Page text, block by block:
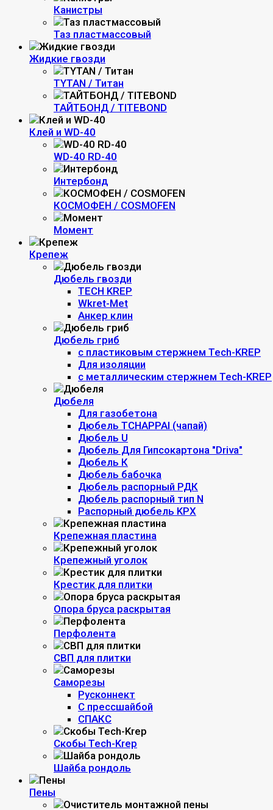
Канистры
Таз пластмассовый
Жидкие гвозди
TYTAN / Титан
ТАЙТБОНД / TITEBOND
Клей и WD-40
WD-40 RD-40
Интербонд
КОСМОФЕН / COSMOFEN
Момент
Крепеж
Дюбель гвозди
TECH KREP
Wkret-Met
Анкер клин
Дюбель гриб
c пластиковым стержнем Tech-KREP
Для изоляции
с металлическим стержнем Tech-KREP
Дюбеля
Для газобетона
Дюбель TCHAPPAI (чапай)
Дюбель U
Дюбель Для Гипсокартона "Driva"
Дюбель К
Дюбель бабочка
Дюбель распорный РДК
Дюбель распорный тип N
Распорный дюбель KPX
Крепежная пластина
Крепежный уголок
Крестик для плитки
Опора бруса раскрытая
Перфолента
СВП для плитки
Саморезы
Русконнект
С прессшайбой
СПАКС
Скобы Tech-Krep
Шайба рондоль
Пены